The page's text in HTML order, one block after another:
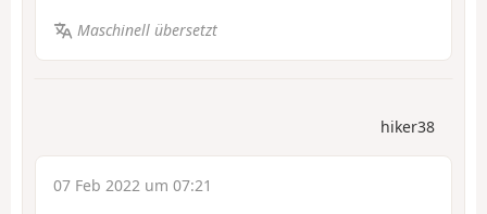
Maschinell übersetzt
hiker38
07 Feb 2022 um 07:21